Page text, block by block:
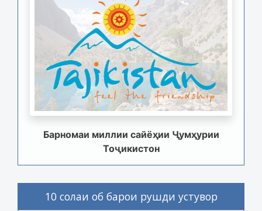
Барномаи миллии сайёҳии Ҷумҳурии
Тоҷикистон
10 солаи об барои рушди устувор